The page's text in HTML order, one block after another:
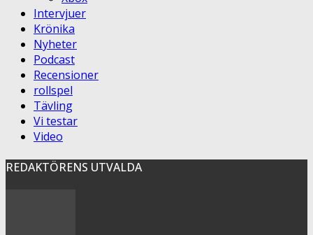
Intervjuer
Krönika
Nyheter
Podcast
Recensioner
rollspel
Tävling
Vi testar
Video
REDAKTÖRENS UTVALDA